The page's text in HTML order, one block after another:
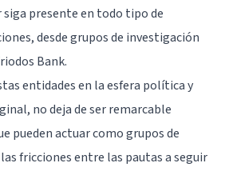
presente en todo tipo de
desde grupos de investigación
Bank.
entidades en la esfera política y
no deja de ser remarcable
pueden actuar como grupos de
fricciones entre las pautas a seguir